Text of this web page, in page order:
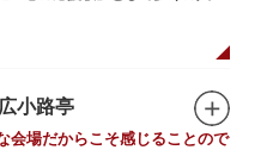
小路亭
会場だからこそ感じることので